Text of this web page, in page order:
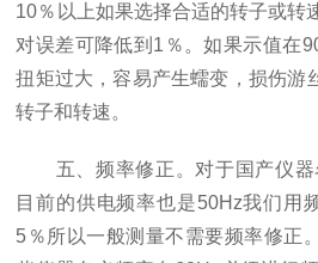
10％以上如果选择合适的转子或转
对误差可降低到1％。如果示值在
扭矩过大，容易产生蠕变，损伤游
转子和转速。
五、频率修正。对于国产仪器
目前的供电频率也是50Hz我们用
5％所以一般测量不需要频率修正